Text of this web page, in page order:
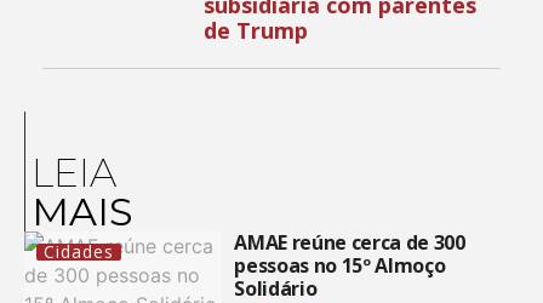
de Trump
LEIA
MAIS
Cidades
AMAE reúne cerca de 300
pessoas no 15º Almoço
Solidário